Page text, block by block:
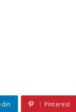
Pinterest